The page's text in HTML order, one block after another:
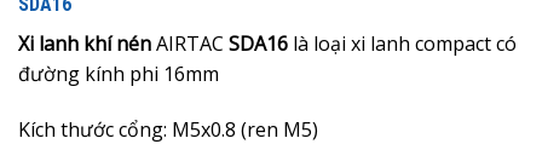
Xi lanh khí nénAIRTAC SDA16 là loại xi lanh compact có
đường kính phi 16mm
Kích thước cổng: M5x0.8 (ren M5)